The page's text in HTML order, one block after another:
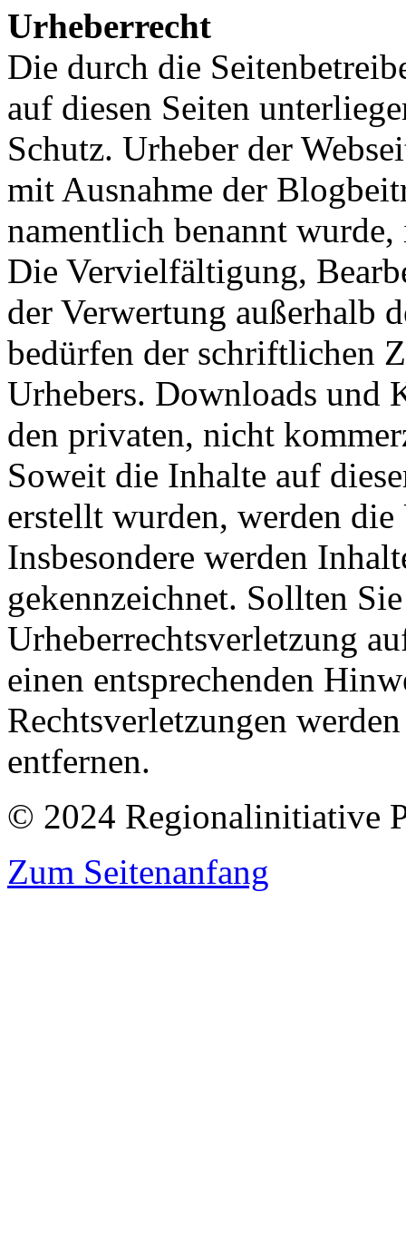
Urheberrecht
Die durch die
auf diesen Seiten
Schutz. Urheber der
mit Ausnahme der
namentlich benannt
Die Vervielfältigung,
der Verwertung außerhalb
bedürfen der schriftlichen
Urhebers. Downloads und
den privaten, nicht
Soweit die Inhalte auf
erstellt wurden, werden
Insbesondere werden
gekennzeichnet. Sollten
Urheberrechtsverletzung
einen entsprechenden
Rechtsverletzungen
entfernen.
© 2024 Regionalinitiative
Zum Seitenanfang